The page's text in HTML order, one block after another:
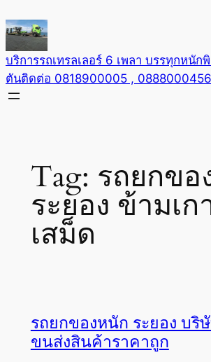
to
content
บริการรถเทรลเลอร์ 6 เพลา บรรทุกหนั
ตันติดต่อ 0818900005 ,
Tag: รถยกขอ
ระยอง ข้ามเก
เสม็ด
รถยกของหนัก ระยอง บริ
ขนส่งสินค้าราคาถูก